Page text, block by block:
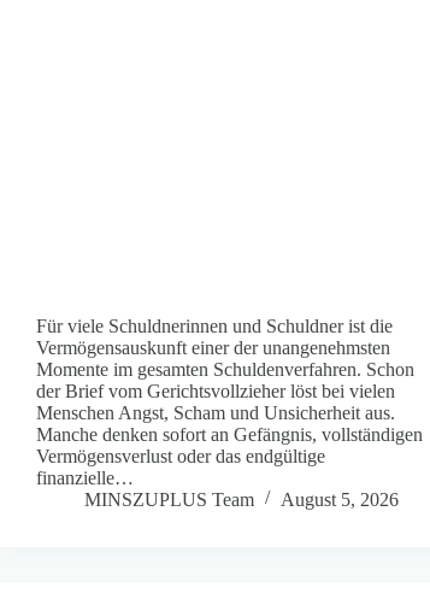
Für viele Schuldnerinnen und Schuldner ist die
Vermögensauskunft einer der unangenehmsten
Momente im gesamten Schuldenverfahren. Schon
der Brief vom Gerichtsvollzieher löst bei vielen
Menschen Angst, Scham und Unsicherheit aus.
Manche denken sofort an Gefängnis, vollständigen
Vermögensverlust oder das endgültige
finanzielle…
MINSZUPLUS Team
August 5, 2026